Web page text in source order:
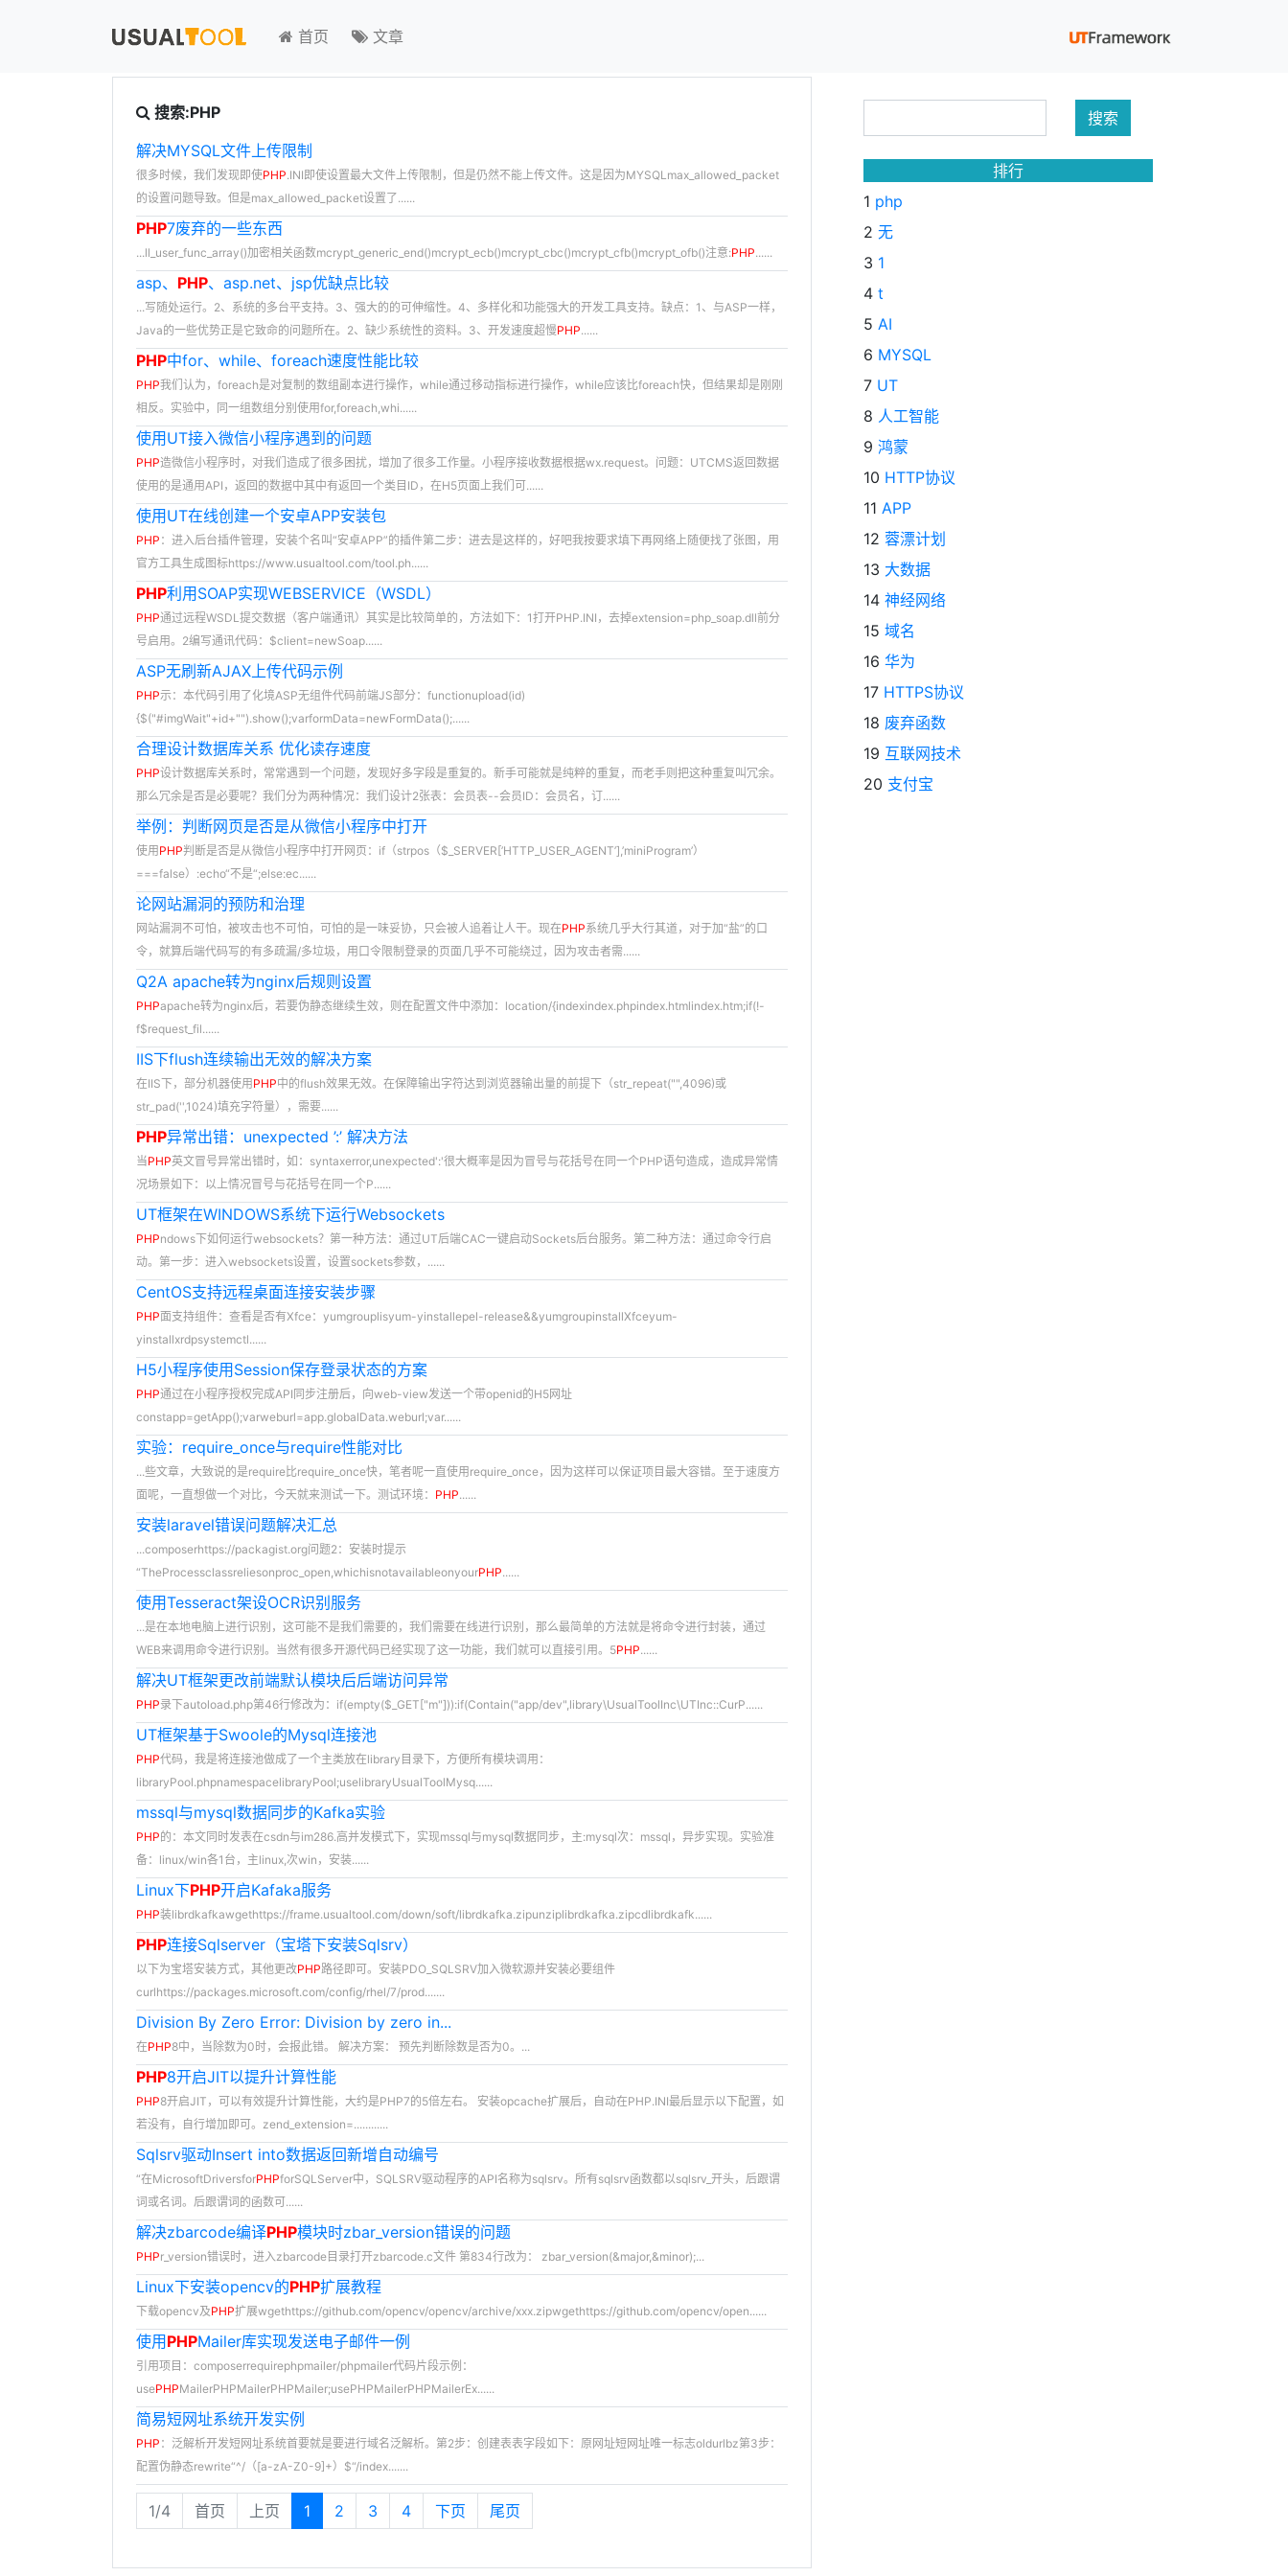
首页 文章
搜索:PHP
解决MYSQL文件上传限制
很多时候，我们发现即使PHP.INI即使设置最大文件上传限制，但是仍然不能上传文件。这是因为MYSQLmax_allowed_packet
的设置问题导致。但是max_allowed_packet设置了......
PHP7废弃的一些东西
...ll_user_func_array()加密相关函数mcrypt_generic_end()mcrypt_ecb()mcrypt_cbc()mcrypt_cfb()mcrypt_ofb()注意:PHP......
asp、 PHP、asp.net、jsp优缺点比较
...写随处运行。2、系统的多台平支持。3、强大的的可伸缩性。4、多样化和功能强大的开发工具支持。缺点：1、与ASP一样，
Java的一些优势正是它致命的问题所在。2、缺少系统性的资料。3、开发速度超慢PHP......
PHP中for、while、foreach速度性能比较
PHP我们认为，foreach是对复制的数组副本进行操作，while通过移动指标进行操作，while应该比foreach快，但结果却是刚刚
相反。实验中，同一组数组分别使用for,foreach,whi......
使用UT接入微信小程序遇到的问题
PHP造微信小程序时，对我们造成了很多困扰，增加了很多工作量。小程序接收数据根据wx.request。问题：UTCMS返回数据
使用的是通用API，返回的数据中其中有返回一个类目ID，在H5页面上我们可......
使用UT在线创建一个安卓APP安装包
PHP ：进入后台插件管理，安装个名叫“安卓APP”的插件第二步：进去是这样的，好吧我按要求填下再网络上随便找了张图，用
官方工具生成图标https://www.usualtool.com/tool.ph......
PHP利用SOAP实现WEBSERVICE（WSDL）
PHP通过远程WSDL提交数据（客户端通讯）其实是比较简单的，方法如下：1打开PHP.INI，去掉extension=php_soap.dll前分
号启用。2编写通讯代码：$client=newSoap......
ASP无刷新AJAX上传代码示例
PHP示：本代码引用了化境ASP无组件代码前端JS部分：functionupload(id)
{$("#imgWait"+id+"").show();varformData=newFormData();......
合理设计数据库关系 优化读存速度
PHP设计数据库关系时，常常遇到一个问题，发现好多字段是重复的。新手可能就是纯粹的重复，而老手则把这种重复叫冗余。
那么冗余是否是必要呢？我们分为两种情况：我们设计2张表：会员表--会员ID：会员名，订......
举例：判断网页是否是从微信小程序中打开
使用 PHP判断是否是从微信小程序中打开网页：if（strpos（$_SERVER[’HTTP_USER_AGENT’],’miniProgram’）
===false）:echo“不是“;else:ec......
论网站漏洞的预防和治理
网站漏洞不可怕，被攻击也不可怕，可怕的是一味妥协，只会被人追着让人干。现在PHP系统几乎大行其道，对于加“盐”的口
令，就算后端代码写的有多疏漏/多垃圾，用口令限制登录的页面几乎不可能绕过，因为攻击者需......
Q2A apache转为nginx后规则设置
PHPapache转为nginx后，若要伪静态继续生效，则在配置文件中添加：location/{indexindex.phpindex.htmlindex.htm;if(!-
f$request_fil......
IIS下flush连续输出无效的解决方案
在IIS下，部分机器使用 PHP中的flush效果无效。在保障输出字符达到浏览器输出量的前提下（str_repeat("",4096)或
str_pad('',1024)填充字符量），需要......
PHP异常出错：unexpected ’:’ 解决方法
当PHP英文冒号异常出错时，如：syntaxerror,unexpected':'很大概率是因为冒号与花括号在同一个PHP语句造成，造成异常情
况场景如下：以上情况冒号与花括号在同一个P......
UT框架在WINDOWS系统下运行Websockets
PHPndows下如何运行websockets？第一种方法：通过UT后端CAC一键启动Sockets后台服务。第二种方法：通过命令行启
动。第一步：进入websockets设置，设置sockets参数，......
CentOS支持远程桌面连接安装步骤
PHP面支持组件：查看是否有Xfce：yumgrouplisyum-yinstallepel-release&&yumgroupinstallXfceyum-
yinstallxrdpsystemctl......
H5小程序使用Session保存登录状态的方案
PHP通过在小程序授权完成API同步注册后，向web-view发送一个带openid的H5网址
constapp=getApp();varweburl=app.globalData.weburl;var......
实验：require_once与require性能对比
...些文章，大致说的是require比require_once快，笔者呢一直使用require_once，因为这样可以保证项目最大容错。至于速度方
面呢，一直想做一个对比，今天就来测试一下。测试环境： PHP......
安装laravel错误问题解决汇总
...composerhttps://packagist.org问题2：安装时提示
“TheProcessclassreliesonproc_open,whichisnotavailableonyourPHP......
使用Tesseract架设OCR识别服务
...是在本地电脑上进行识别，这可能不是我们需要的，我们需要在线进行识别，那么最简单的方法就是将命令进行封装，通过
WEB来调用命令进行识别。当然有很多开源代码已经实现了这一功能，我们就可以直接引用。5PHP......
解决UT框架更改前端默认模块后后端访问异常
PHP录下autoload.php第46行修改为：if(empty($_GET["m"])):if(Contain("app/dev",library\UsualToolInc\UTInc::CurP......
UT框架基于Swoole的Mysql连接池
PHP代码，我是将连接池做成了一个主类放在library目录下，方便所有模块调用：
libraryPool.phpnamespacelibraryPool;uselibraryUsualToolMysq......
mssql与mysql数据同步的Kafka实验
PHP的：本文同时发表在csdn与im286.高并发模式下，实现mssql与mysql数据同步，主:mysql次：mssql，异步实现。实验准
备：linux/win各1台，主linux,次win，安装......
Linux下PHP开启Kafaka服务
PHP装librdkafkawgethttps://frame.usualtool.com/down/soft/librdkafka.zipunziplibrdkafka.zipcdlibrdkafk......
PHP连接Sqlserver（宝塔下安装Sqlsrv）
以下为宝塔安装方式，其他更改PHP路径即可。安装PDO_SQLSRV加入微软源并安装必要组件
curlhttps://packages.microsoft.com/config/rhel/7/prod.......
Division By Zero Error: Division by zero in...
在PHP8中，当除数为0时，会报此错。 解决方案： 预先判断除数是否为0。...
PHP8开启JIT以提升计算性能
PHP8开启JIT，可以有效提升计算性能，大约是PHP7的5倍左右。 安装opcache扩展后，自动在PHP.INI最后显示以下配置，如
若没有，自行增加即可。zend_extension=............
Sqlsrv驱动Insert into数据返回新增自动编号
“在MicrosoftDriversforPHPforSQLServer中，SQLSRV驱动程序的API名称为sqlsrv。所有sqlsrv函数都以sqlsrv_开头，后跟谓
词或名词。后跟谓词的函数可......
解决zbarcode编译PHP模块时zbar_version错误的问题
PHPr_version错误时，进入zbarcode目录打开zbarcode.c文件 第834行改为： zbar_version(&major,&minor);...
Linux下安装opencv的PHP扩展教程
下载opencv及PHP扩展wgethttps://github.com/opencv/opencv/archive/xxx.zipwgethttps://github.com/opencv/open......
使用 PHPMailer库实现发送电子邮件一例
引用项目：composerrequirephpmailer/phpmailer代码片段示例：
usePHPMailerPHPMailerPHPMailer;usePHPMailerPHPMailerEx......
简易短网址系统开发实例
PHP ：泛解析开发短网址系统首要就是要进行域名泛解析。第2步：创建表表字段如下：原网址短网址唯一标志oldurlbz第3步：
配置伪静态rewrite“^/（[a-zA-Z0-9]+）$“/index.......
1/4 首页 上页 1 2 3 4 下页 尾页
排行
1 php
2 无
3 1
4 t
5 AI
6 MYSQL
7 UT
8 人工智能
9 鸿蒙
10 HTTP协议
11 APP
12 蓉漂计划
13 大数据
14 神经网络
15 域名
16 华为
17 HTTPS协议
18 废弃函数
19 互联网技术
20 支付宝